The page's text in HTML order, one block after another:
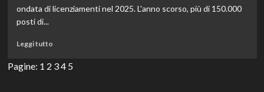
idee
imperdibili
ogni
ondata di licenziamenti nel 2025. L'anno scorso, più di 150.000
posti di...
Leggi tuttoLeggi
più
Pagine: 1 2 34 5